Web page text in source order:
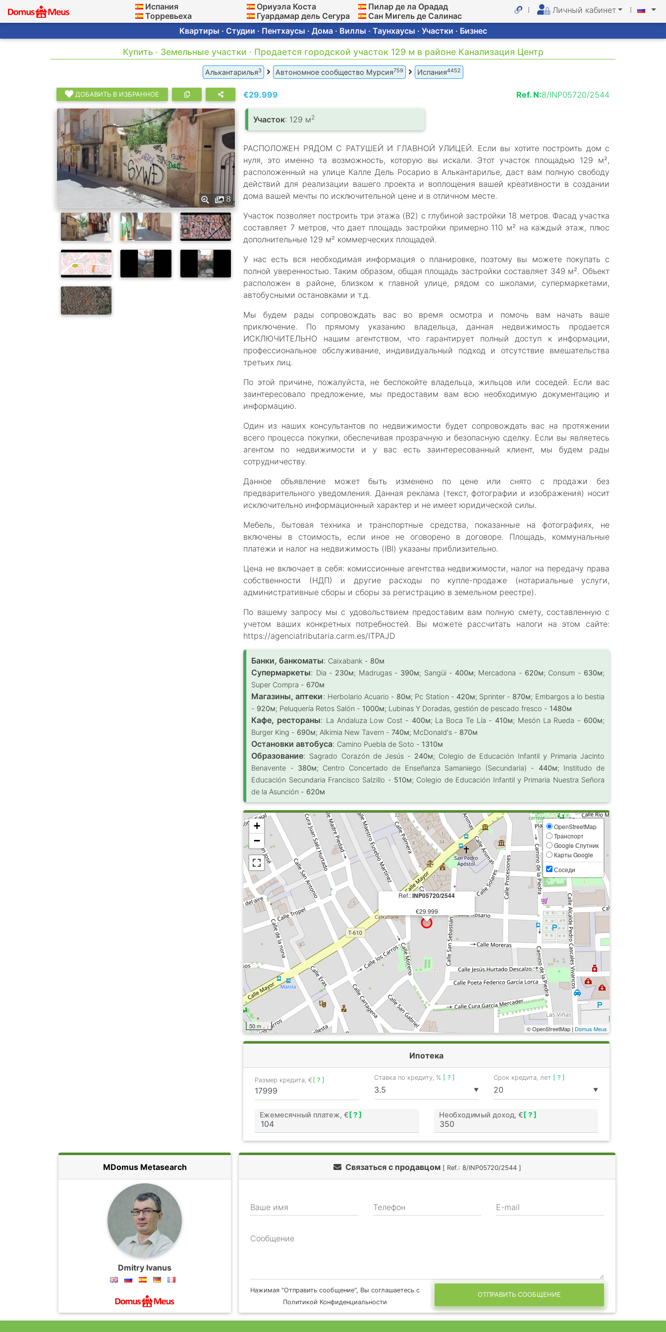
Испания
Торревьеха
Ориуэла Коста
Гуардамар дель Сегура
Пилар де ла Орадад
Сан Мигель де Салинас
Личный кабинет
Квартиры · Студии · Пентхаусы · Дома · Виллы · Таунхаусы · Участки · Бизнес
Купить · Земельные участки · Продается городской участок 129 м в районе Канализация Центр
Алькантарилья3 Автономное сообщество Мурсия759 Испания4452
ДОБАВИТЬ В ИЗБРАННОЕ
8
€29.999 Ref. N:8/INP05720/2544
Участок: 129 м2
РАСПОЛОЖЕН РЯДОМ С РАТУШЕЙ И ГЛАВНОЙ УЛИЦЕЙ. Если вы хотите построить дом с
нуля, это именно та возможность, которую вы искали. Этот участок площадью 129 м²,
расположенный на улице Калле Дель Росарио в Алькантарилье, даст вам полную свободу
действий для реализации вашего проекта и воплощения вашей креативности в создании
дома вашей мечты по исключительной цене и в отличном месте.
Участок позволяет построить три этажа (B2) с глубиной застройки 18 метров. Фасад участка
составляет 7 метров, что дает площадь застройки примерно 110 м² на каждый этаж, плюс
дополнительные 129 м² коммерческих площадей.
У нас есть вся необходимая информация о планировке, поэтому вы можете покупать с
полной уверенностью. Таким образом, общая площадь застройки составляет 349 м². Объект
расположен в районе, близком к главной улице, рядом со школами, супермаркетами,
автобусными остановками и т.д.
Мы будем рады сопровождать вас во время осмотра и помочь вам начать ваше
приключение. По прямому указанию владельца, данная недвижимость продается
ИСКЛЮЧИТЕЛЬНО нашим агентством, что гарантирует полный доступ к информации,
профессиональное обслуживание, индивидуальный подход и отсутствие вмешательства
третьих лиц.
По этой причине, пожалуйста, не беспокойте владельца, жильцов или соседей. Если вас
заинтересовало предложение, мы предоставим вам всю необходимую документацию и
информацию.
Один из наших консультантов по недвижимости будет сопровождать вас на протяжении
всего процесса покупки, обеспечивая прозрачную и безопасную сделку. Если вы являетесь
агентом по недвижимости и у вас есть заинтересованный клиент, мы будем рады
сотрудничеству.
Данное объявление может быть изменено по цене или снято с продажи без
предварительного уведомления. Данная реклама (текст, фотографии и изображения) носит
исключительно информационный характер и не имеет юридической силы.
Мебель, бытовая техника и транспортные средства, показанные на фотографиях, не
включены в стоимость, если иное не оговорено в договоре. Площадь, коммунальные
платежи и налог на недвижимость (IBI) указаны приблизительно.
Цена не включает в себя: комиссионные агентства недвижимости, налог на передачу права
собственности (НДП) и другие расходы по купле-продаже (нотариальные услуги,
административные сборы и сборы за регистрацию в земельном реестре).
По вашему запросу мы с удовольствием предоставим вам полную смету, составленную с
учетом ваших конкретных потребностей. Вы можете рассчитать налоги на этом сайте:
https://agenciatributaria.carm.es/ITPAJD
Банки, банкоматы: Caixabank - 80м
Супермаркеты: Dia - 230м; Madrugas - 390м; Sangüi -400м; Mercadona - 620м; Consum - 630м;
Super Compra - 670м
Магазины, аптеки: Herbolario Acuario - 80м; Pc Station - 420м; Sprinter - 870м; Embargos a lo bestia
- 920м; Peluquería Retos Salón - 1000м; Lubinas Y Doradas, gestión de pescado fresco - 1480м
Кафе, рестораны: La Andaluza Low Cost - 400м; La Boca Te Lía -410м; Mesón La Rueda - 600м;
Burger King - 690м; Alkimia New Tavern -740м; McDonald's - 870м
Остановки автобуса: Camino Puebla de Soto - 1310м
Образование: Sagrado Corazón de Jesús - 240м; Colegio de Educación Infantil y Primaria Jacinto
Benavente - 380м; Centro Concertado de Enseñanza Samaniego (Secundaria) - 440м; Institudo de
Educación Secundaria Francisco Salzillo - 510м; Colegio de Educación Infantil y Primaria Nuestra Señora
de la Asunción - 620м
Ref.:INP05720/2544
€29.999
+
−
OpenStreetMap
Транспорт
Google Спутник
Карты Google
Соседи
50 m © OpenStreetMap | Domus Meus
Ипотека
Размер кредита, €[ ? ]
▼
Ставка по кредиту, % [ ? ]
▼
Срок кредита, лет [ ? ]
Ежемесячный платеж, € [ ? ] Необходимый доход, € [ ? ]
MDomus Metasearch
Dmitry Ivanus
Связаться с продавцом [ Ref.: 8/INP05720/2544 ]
Ваше имя Телефон E-mail
Сообщение
Нажимая "Отправить сообщение", Вы соглашаетесь с
Политикой Конфиденциальности
ОТПРАВИТЬ СООБЩЕНИЕ